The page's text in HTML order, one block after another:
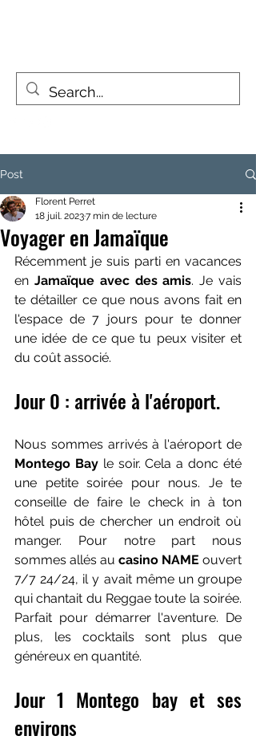
Post
Voyager en Jamaïque
Florent Perret
18 juil. 20237 min de lecture
Récemment je suis parti en vacances
en Jamaïque avec des amis. Je vais
te détailler ce que nous avons fait en
l'espace de 7 jours pour te donner
une idée de ce que tu peux visiter et
du coût associé.
Jour 0 : arrivée à l'aéroport.
Montego Bay le soir. Cela a donc été
une petite soirée pour nous. Je te
conseille de faire le check in à ton
hôtel puis de chercher un endroit où
manger. Pour notre part nous
sommes allés au casino NAME ouvert
7/7 24/24, il y avait même un groupe
qui chantait du Reggae toute la soirée.
Parfait pour démarrer l'aventure. De
plus, les cocktails sont plus que
généreux en quantité.
Jour 1 Montego bay et ses
environs